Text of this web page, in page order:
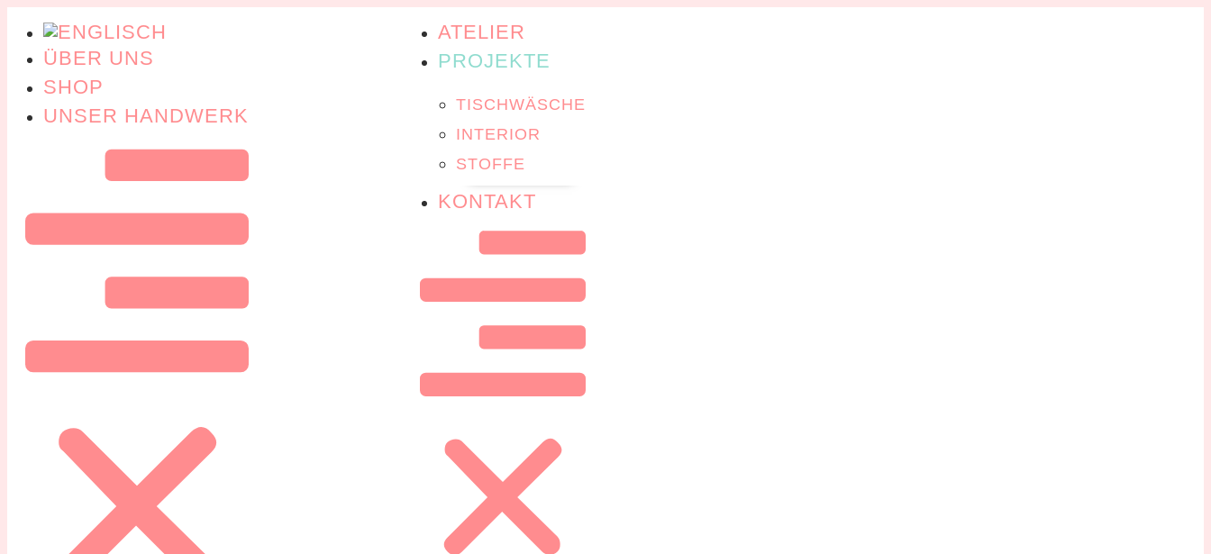
ÜBER UNS
SHOP
UNSER HANDWERK
ATELIER
PROJEKTE
TISCHWÄSCHE
INTERIOR
STOFFE
KONTAKT